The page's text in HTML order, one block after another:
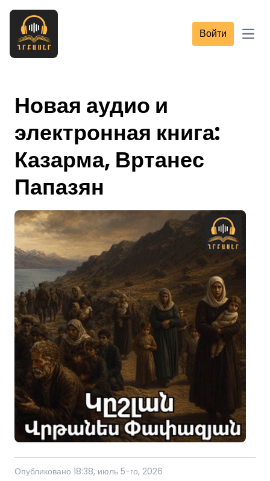
Войти
Новая аудио и
электронная книга:
Казарма, Вртанес
Папазян
Опубликовано 18:38, июль 5-го, 2026